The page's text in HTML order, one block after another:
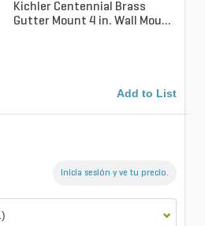
Kichler Centennial Brass
Gutter Mount 4 in. Wall Mount
Add to List
Inicia sesión y ve tu precio.